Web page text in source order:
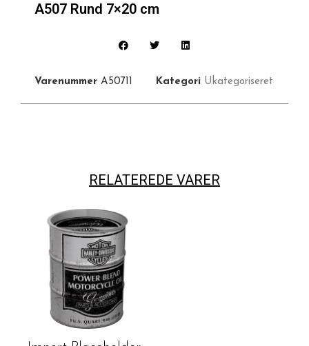
A507 Rund 7×20 cm
Varenummer A50711 Kategori Ukategoriseret
RELATEREDE VARER